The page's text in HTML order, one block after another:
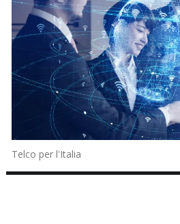
Telco per l'Italia